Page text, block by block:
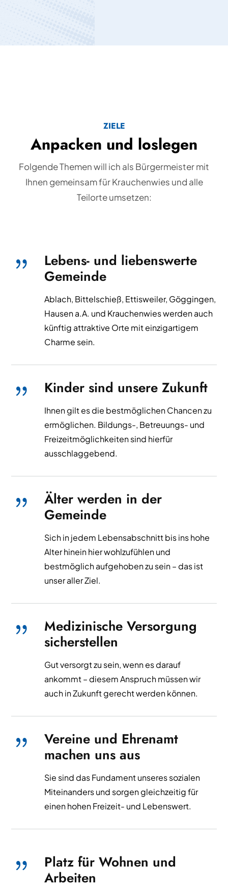
ZIELE
Anpacken und loslegen
Folgende Themen will ich als Bürgermeister mit
Ihnen gemeinsam für Krauchenwies und alle
Teilorte umsetzen:
{
Lebens- und liebenswerte
Gemeinde
Ablach, Bittelschieß, Ettisweiler, Göggingen,
Hausen a.A. und Krauchenwies werden auch
künftig attraktive Orte mit einzigartigem
Charme sein.
{ Kinder sind unsere Zukunft
Ihnen gilt es die bestmöglichen Chancen zu
ermöglichen. Bildungs-, Betreuungs- und
Freizeitmöglichkeiten sind hierfür
ausschlaggebend.
{
Älter werden in der
Gemeinde
Sich in jedem Lebensabschnitt bis ins hohe
Alter hinein hier wohlzufühlen und
bestmöglich aufgehoben zu sein – das ist
unser aller Ziel.
{
Medizinische Versorgung
sicherstellen
Gut versorgt zu sein, wenn es darauf
ankommt – diesem Anspruch müssen wir
auch in Zukunft gerecht werden können.
{
Vereine und Ehrenamt
machen uns aus
Sie sind das Fundament unseres sozialen
Miteinanders und sorgen gleichzeitig für
einen hohen Freizeit- und Lebenswert.
{
Platz für Wohnen und
Arbeiten